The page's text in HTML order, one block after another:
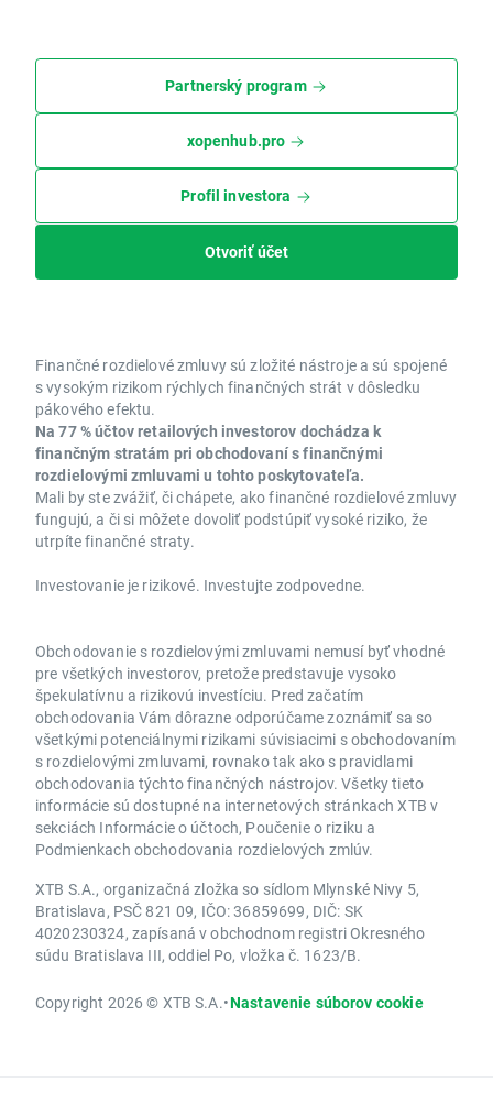
Partnerský program
xopenhub.pro
Profil investora
Otvoriť účet
Finančné rozdielové zmluvy sú zložité nástroje a sú spojené
s vysokým rizikom rýchlych finančných strát v dôsledku
pákového efektu.
Na 77 % účtov retailových investorov dochádza k
finančným stratám pri obchodovaní s finančnými
rozdielovými zmluvami u tohto poskytovateľa.
Mali by ste zvážiť, či chápete, ako finančné rozdielové zmluvy
fungujú, a či si môžete dovoliť podstúpiť vysoké riziko, že
utrpíte finančné straty.
Investovanie je rizikové. Investujte zodpovedne.
Obchodovanie s rozdielovými zmluvami nemusí byť vhodné
pre všetkých investorov, pretože predstavuje vysoko
špekulatívnu a rizikovú investíciu. Pred začatím
obchodovania Vám dôrazne odporúčame zoznámiť sa so
všetkými potenciálnymi rizikami súvisiacimi s obchodovaním
s rozdielovými zmluvami, rovnako tak ako s pravidlami
obchodovania týchto finančných nástrojov. Všetky tieto
informácie sú dostupné na internetových stránkach XTB v
sekciách Informácie o účtoch, Poučenie o riziku a
Podmienkach obchodovania rozdielových zmlúv.
XTB S.A., organizačná zložka so sídlom Mlynské Nivy 5,
Bratislava, PSČ 821 09, IČO: 36859699, DIČ: SK
4020230324, zapísaná v obchodnom registri Okresného
súdu Bratislava III, oddiel Po, vložka č. 1623/B.
Copyright 2026 © XTB S.A.•Nastavenie súborov cookie